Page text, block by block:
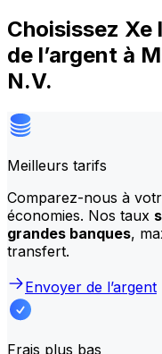
Choisissez Xe
de l’argent à
N.V.
Meilleurs tarifs
Comparez-nous à
économies. Nos taux
grandes banques,
transfert.
Envoyer de l’argent
Frais plus bas